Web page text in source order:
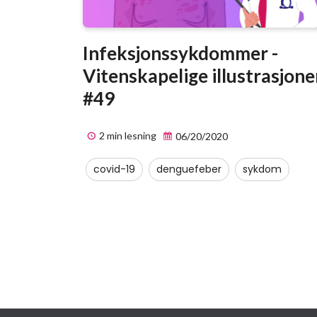
Infeksjonssykdommer -
Vitenskapelige
#49
2 min lesning 06/20/2020
covid-19 denguefeber sykdom